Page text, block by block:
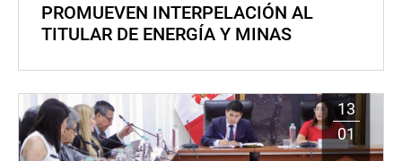
PROMUEVEN INTERPELACIÓN AL
TITULAR DE ENERGÍA Y MINAS
13
01